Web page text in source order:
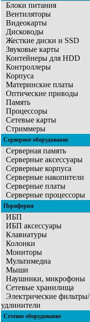
Блоки питания
Вентиляторы
Видеокарты
Дисководы
Жесткие диски и SSD
Звуковые карты
Контейнеры для HDD
Контроллеры
Корпуса
Материнские платы
Оптические приводы
Память
Процессоры
Сетевые карты
Стриммеры
Серверное оборудование
Серверная память
Серверные аксессуары
Серверные корпуса
Серверные накопители
Серверные платы
Серверные процессоры
Периферия
ИБП
ИБП аксессуары
Клавиатуры
Колонки
Мониторы
Мультимедиа
Мыши
Наушники, микрофоны
Сетевые хранилища
Электрические фильтры/
удлинители
Сетевое оборудование